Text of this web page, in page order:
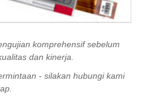
komprehensif sebelum
dan kinerja.
- silakan hubungi kami